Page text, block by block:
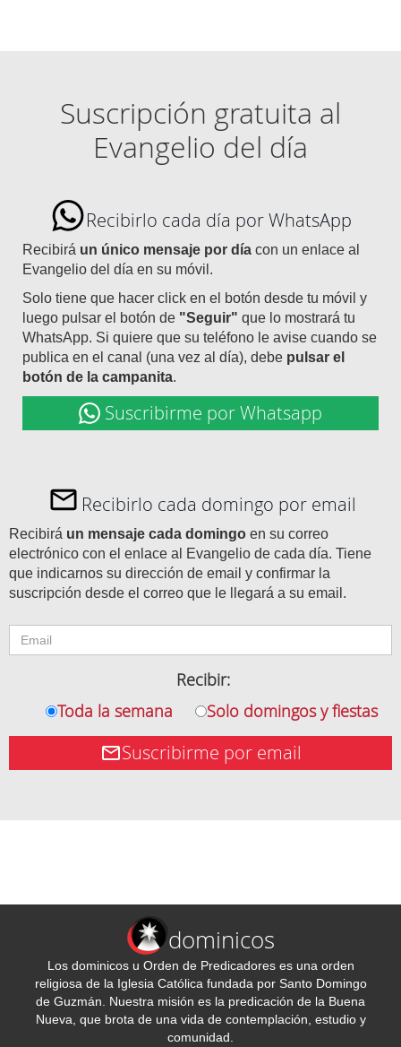
Suscripción gratuita al
Evangelio del día
Recibirlo cada día por WhatsApp
Recibirá un único mensaje por día con un enlace al
Evangelio del día en su móvil.
Solo tiene que hacer click en el botón desde tu móvil y
luego pulsar el botón de "Seguir" que lo mostrará tu
WhatsApp. Si quiere que su teléfono le avise cuando se
publica en el canal (una vez al día), debe pulsar el
botón de la campanita.
Suscribirme por Whatsapp
Recibirlo cada domingo por email
Recibirá un mensaje cada domingo en su correo
electrónico con el enlace al Evangelio de cada día. Tiene
que indicarnos su dirección de email y confirmar la
suscripción desde el correo que le llegará a su email.
Recibir:
Toda la semana
Solo domingos y fiestas
Suscribirme por email
dominicos
Los dominicos u Orden de Predicadores es una orden
religiosa de la Iglesia Católica fundada por Santo Domingo
de Guzmán. Nuestra misión es la predicación de la Buena
Nueva, que brota de una vida de contemplación, estudio y
comunidad.